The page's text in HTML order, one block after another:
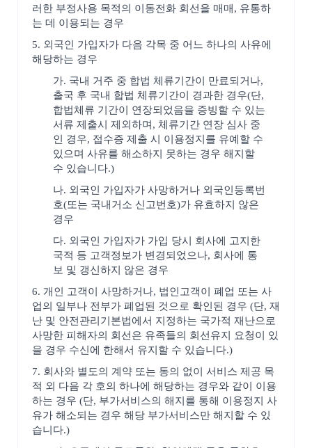
러한 부정사용 목적의 이동전화 회선을 매매, 유통하
는 데 이용되는 경우
5. 외국인 가입자가 다음 각목 중 어느 하나의 사유에
해당하는 경우
가. 국내 거주 중 합법 체류기간이 만료되거나,
출국 후 국내 합법 체류기간이 경과한 경우(단,
합법체류 기간이 연장되었음을 증빙할 수 있는
서류 제출시 제외하며, 체류기간 연장 심사 중
인 경우, 접수증 제출 시 이용정지를 유예할 수
있으며 사유를 해소하지 못하는 경우 해지할
수 있습니다.)
나. 외국인 가입자가 사망하거나 외국인등록번
호(또는 국내거소 신고번호)가 유효하지 않은
경우
다. 외국인 가입자가 가입 당시 회사에 고지한
국적 등 고객정보가 변경되었으나, 회사에 통
보 및 갱신하지 않은 경우
6. 개인 고객이 사망하거나, 법인고객이 폐업 또는 사
업의 일부나 전부가 폐업된 것으로 확인된 경우 (단, 재
난 및 안전관리기본법에서 지정하는 국가적 재난으로
사망한 피해자의 회선은 유족들의 회선유지 요청이 있
을 경우 수신에 한해서 유지할 수 있습니다.)
7. 회사와 별도의 계약 또는 동의 없이 서비스 제공 목
적 외 다음 각 호의 하나에 해당하는 경우와 같이 이용
하는 경우 (단, 부가서비스의 해지를 통해 이용정지 사
유가 해소되는 경우 해당 부가서비스만 해지할 수 있
습니다.)